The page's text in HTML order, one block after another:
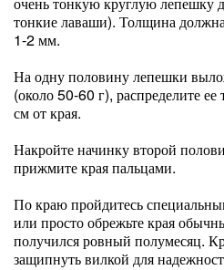
тонкие лаваши). Толщина
1-2 мм.
На одну половину лепешки
(около 50-60 г), распределите
см от края.
Накройте начинку второй
прижмите края пальцами.
По краю пройдитесь
или просто обрежьте края
получился ровный полумесяц.
защипнуть вилкой для